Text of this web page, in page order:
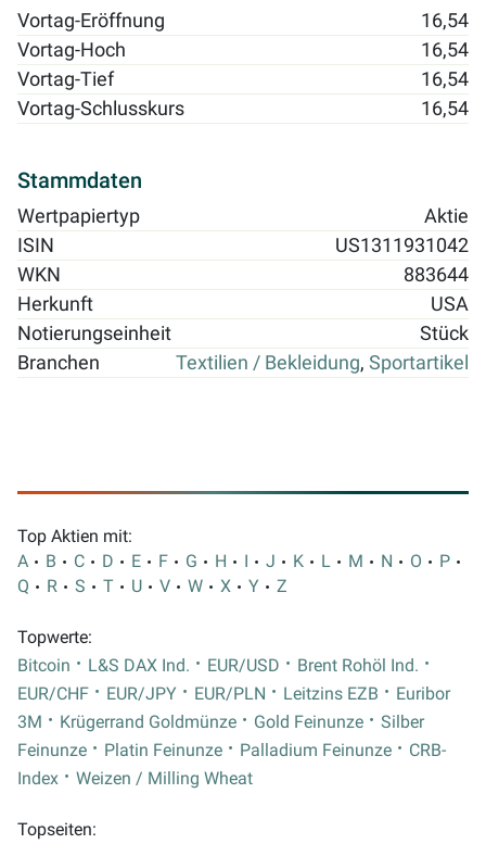
Vortag-Eröffnung
16,54
Vortag-Hoch
16,54
Vortag-Tief
16,54
Vortag-Schlusskurs
16,54
Stammdaten
Wertpapiertyp
Aktie
ISIN
US1311931042
WKN
883644
Herkunft
USA
Notierungseinheit
Stück
Branchen
Textilien / Bekleidung, Sportartikel
Top Aktien mit:
A
B C D E F G H I J K L M N O
P
Q
R S T U V W X Y Z
Topwerte:
Bitcoin
L&S DAX Ind. EUR/USD
Brent Rohöl Ind.
EUR/CHF
EUR/JPY EUR/PLN Leitzins EZB
Euribor
3M
Krügerrand Goldmünze Gold Feinunze
Silber
Feinunze
Platin Feinunze Palladium Feinunze
CRB-
Index
Weizen / Milling Wheat
Topseiten: